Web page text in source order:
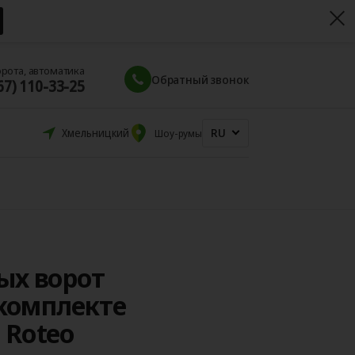
автоматика
110-33-25 Обратный звонок
Хмельницкий Шоу-румы RU
ворот